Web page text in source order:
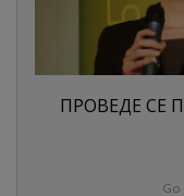
ПРОВЕДЕ СЕ
Go